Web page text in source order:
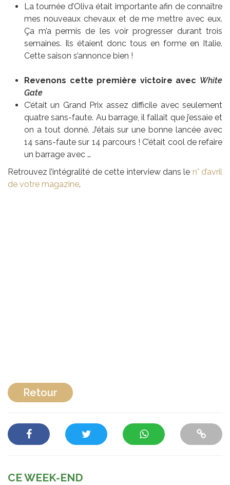
La tournée d’Oliva était importante afin de connaître
mes nouveaux chevaux et de me mettre avec eux.
Ça m’a permis de les voir progresser durant trois
semaines. Ils étaient donc tous en forme en Italie.
Cette saison s’annonce bien !
Revenons cette première victoire avec White
Gate
C’était un Grand Prix assez difficile avec seulement
quatre sans-faute. Au barrage, il fallait que j’essaie et
on a tout donné. J’étais sur une bonne lancée avec
14 sans-faute sur 14 parcours ! C’était cool de refaire
un barrage avec …
Retrouvez l’intégralité de cette interview dans le n° d’avril
de votre magazine.
Retour
CE WEEK-END